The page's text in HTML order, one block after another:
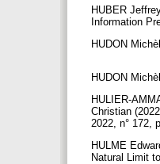
HUBER
Information
HUDON
HUDON
HULIER-
Christian
2022, n° 172,
HULME
Natural Limit